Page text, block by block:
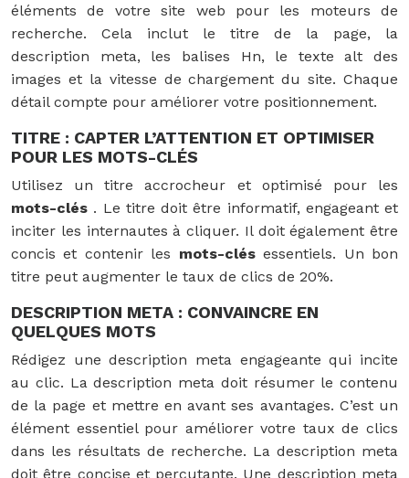
éléments de votre site web pour les moteurs de
recherche. Cela inclut le titre de la page, la
description meta, les balises Hn, le texte alt des
images et la vitesse de chargement du site. Chaque
détail compte pour améliorer votre positionnement.
TITRE : CAPTER L’ATTENTION ET OPTIMISER
POUR LES MOTS-CLÉS
Utilisez un titre accrocheur et optimisé pour les
mots-clés . Le titre doit être informatif, engageant et
inciter les internautes à cliquer. Il doit également être
concis et contenir les mots-clésessentiels. Un bon
titre peut augmenter le taux de clics de 20%.
DESCRIPTION META : CONVAINCRE EN
QUELQUES MOTS
Rédigez une description meta engageante qui incite
au clic. La description meta doit résumer le contenu
de la page et mettre en avant ses avantages. C’est un
élément essentiel pour améliorer votre taux de clics
dans les résultats de recherche. La description meta
doit être concise et percutante. Une description meta